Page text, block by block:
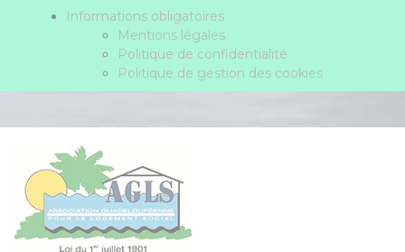
Informations obligatoires
Mentions légales
Politique de confidentialité
Politique de gestion des cookies